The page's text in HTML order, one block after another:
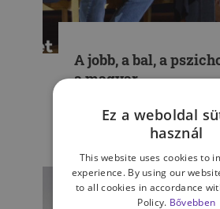
A jobb, a bal, a
a magyar
Ez a weboldal
használ
This website uses cookies to
experience. By using our
to all cookies in accordance
Policy. Bővebben